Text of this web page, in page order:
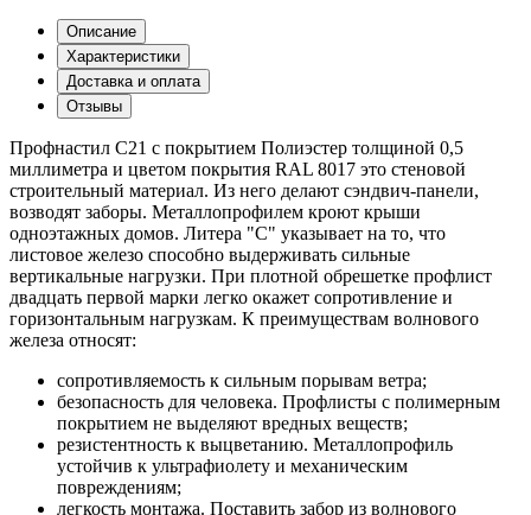
Описание
Характеристики
Доставка и оплата
Отзывы
Профнастил С21 с покрытием Полиэстер толщиной 0,5
миллиметра и цветом покрытия RAL 8017 это стеновой
строительный материал. Из него делают сэндвич-панели,
возводят заборы. Металлопрофилем кроют крыши
одноэтажных домов. Литера "С" указывает на то, что
листовое железо способно выдерживать сильные
вертикальные нагрузки. При плотной обрешетке профлист
двадцать первой марки легко окажет сопротивление и
горизонтальным нагрузкам. К преимуществам волнового
железа относят:
сопротивляемость к сильным порывам ветра;
безопасность для человека. Профлисты с полимерным
покрытием не выделяют вредных веществ;
резистентность к выцветанию. Металлопрофиль
устойчив к ультрафиолету и механическим
повреждениям;
легкость монтажа. Поставить забор из волнового